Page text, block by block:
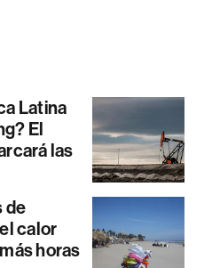
Latina
El
las
de
calor
horas